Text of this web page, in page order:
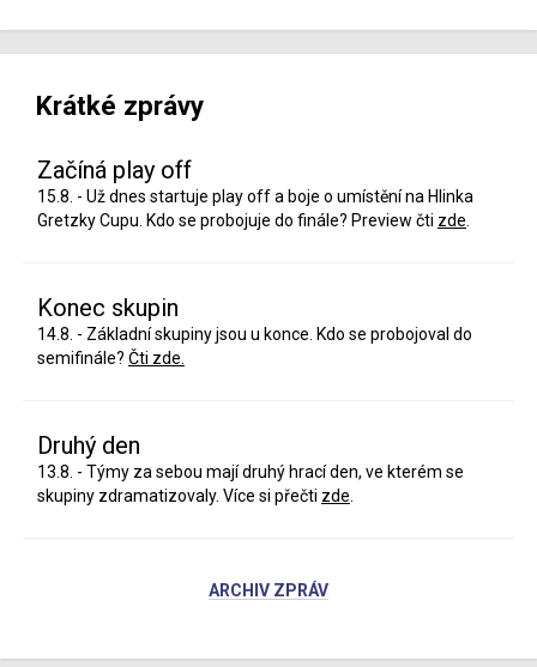
Krátké zprávy
Začíná play off
15.8. - Už dnes startuje play off a boje o umístění na Hlinka
Gretzky Cupu. Kdo se probojuje do finále? Preview čti zde
Konec skupin
14.8. - Základní skupiny jsou u konce. Kdo se probojoval do
semifinále? Čti zde.
Druhý den
13.8. - Týmy za sebou mají druhý hrací den, ve kterém se
skupiny zdramatizovaly. Více si přečti zde
ARCHIV ZPRÁV